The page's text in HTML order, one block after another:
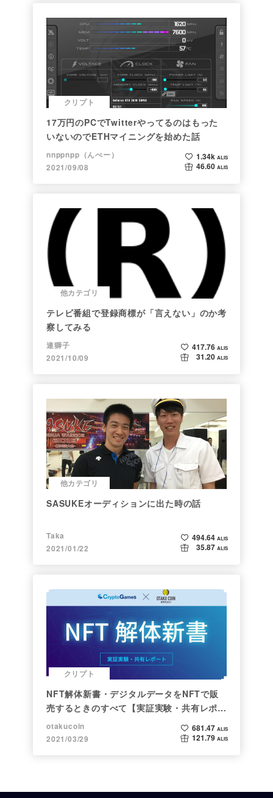
クリプト
17万円のPCでTwitterやってるのはもった
いないのでETHマイニングを始めた話
nnppnpp（んぺー）
2021/09/08
1.34k ALIS
46.60 ALIS
他カテゴリ
テレビ番組で登録商標が「言えない」のか考
察してみる
連獅子
2021/10/09
417.76 ALIS
31.20 ALIS
他カテゴリ
SASUKEオーディションに出た時の話
Taka
2021/01/22
494.64 ALIS
35.87 ALIS
クリプト
NFT解体新書・デジタルデータをNFTで販
売するときのすべて【実証実験・共有レポー
ト】
otakucoin
2021/03/29
681.47 ALIS
121.79 ALIS